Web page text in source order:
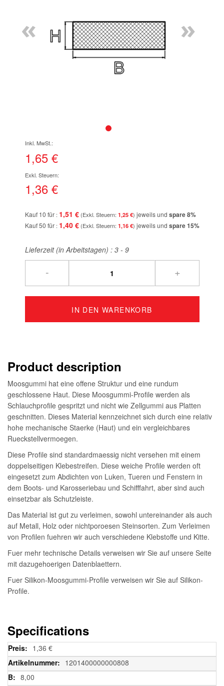
« »
der
Bildgalerie
1,65 €
1,36 €
Kauf 10 für 1,51 € 1,25 € jeweils und spare8%
Kauf 50 für 1,40 € 1,16 € jeweils und spare15%
Lieferzeit (in Arbeitstagen) : 3 - 9
- +
IN DEN WARENKORB
Product description
Moosgummi hat eine offene Struktur und eine rundum
geschlossene Haut. Diese Moosgummi-Profile werden als
Schlauchprofile gespritzt und nicht wie Zellgummi aus Platten
geschnitten. Dieses Material kennzeichnet sich durch eine relativ
hohe mechanische Staerke (Haut) und ein vergleichbares
Rueckstellvermoegen.
Diese Profile sind standardmaessig nicht versehen mit einem
doppelseitigen Klebestreifen. Diese weiche Profile werden oft
eingesetzt zum Abdichten von Luken, Tueren und Fenstern in
dem Boots- und Karosseriebau und Schifffahrt, aber sind auch
einsetzbar als Schutzleiste.
Das Material ist gut zu verleimen, sowohl untereinander als auch
auf Metall, Holz oder nichtporoesen Steinsorten. Zum Verleimen
von Profilen fuehren wir auch verschiedene Klebstoffe und Kitte.
Fuer mehr technische Details verweisen wir Sie auf unsere Seite
mit dazugehoerigen Datenblaettern.
Fuer Silikon-Moosgummi-Profile verweisen wir Sie auf Silikon-
Profile.
Specifications
Weitere
Informationen
1,36 €
1201400000000808
8,00